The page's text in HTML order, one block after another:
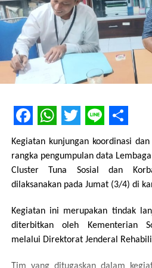
Facebook
WhatsApp
Twitter
Line
Kegiatan kunjungan koordinasi
rangka pengumpulan data
Cluster Tuna Sosial dan
dilaksanakan pada Jumat (3/4) di
Kegiatan ini merupakan tindak
diterbitkan oleh Kementerian
melalui Direktorat Jenderal